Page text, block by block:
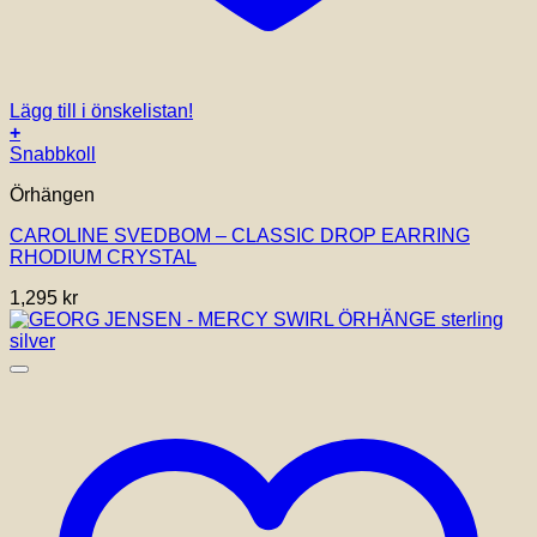
Lägg till i önskelistan!
+
Snabbkoll
Örhängen
CAROLINE SVEDBOM – CLASSIC DROP EARRING
RHODIUM CRYSTAL
1,295 kr